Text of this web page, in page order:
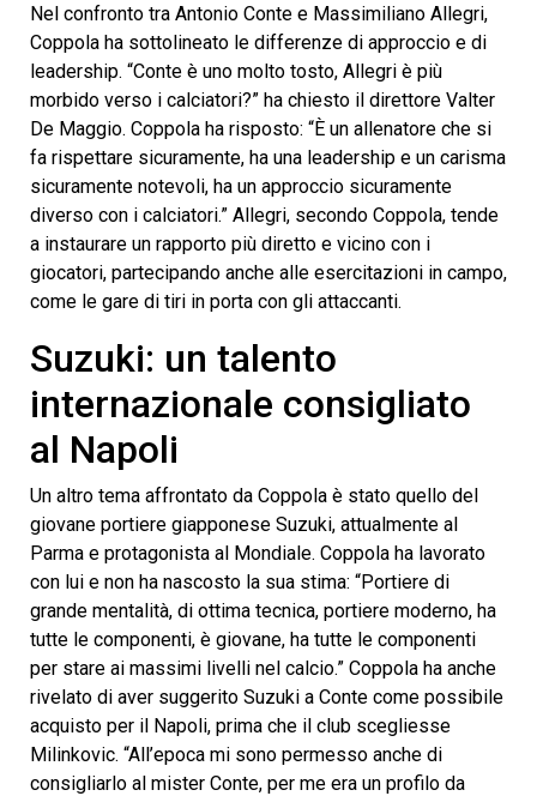
Nel confronto tra Antonio Conte e Massimiliano Allegri,
Coppola ha sottolineato le differenze di approccio e di
leadership. “Conte è uno molto tosto, Allegri è più
morbido verso i calciatori?” ha chiesto il direttore Valter
De Maggio. Coppola ha risposto: “È un allenatore che si
fa rispettare sicuramente, ha una leadership e un carisma
sicuramente notevoli, ha un approccio sicuramente
diverso con i calciatori.” Allegri, secondo Coppola, tende
a instaurare un rapporto più diretto e vicino con i
giocatori, partecipando anche alle esercitazioni in campo,
come le gare di tiri in porta con gli attaccanti.
Suzuki: un talento
internazionale consigliato
al Napoli
Un altro tema affrontato da Coppola è stato quello del
giovane portiere giapponese Suzuki, attualmente al
Parma e protagonista al Mondiale. Coppola ha lavorato
con lui e non ha nascosto la sua stima: “Portiere di
grande mentalità, di ottima tecnica, portiere moderno, ha
tutte le componenti, è giovane, ha tutte le componenti
per stare ai massimi livelli nel calcio.” Coppola ha anche
rivelato di aver suggerito Suzuki a Conte come possibile
acquisto per il Napoli, prima che il club scegliesse
Milinkovic. “All’epoca mi sono permesso anche di
consigliarlo al mister Conte, per me era un profilo da